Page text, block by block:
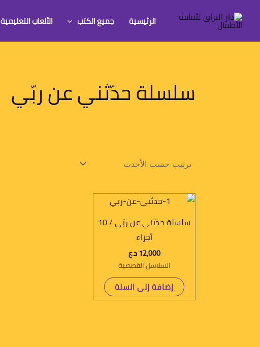
الرئيسية جميع الكتب الألعاب التعليمية
سلسلة حدّثني عن ربّي
سلسلة حدّثني عن ربّي / 10
أجزاء
12,000د.ع
السلاسل القصصية
إضافة إلى السلة